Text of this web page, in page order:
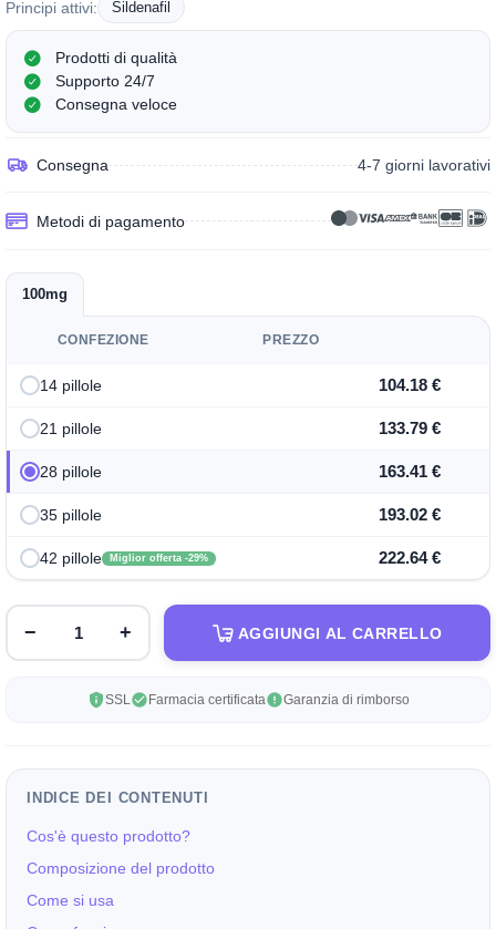
Principi attivi:
Sildenafil
Prodotti di qualità
Supporto 24/7
Consegna veloce
Consegna 4-7 giorni lavorativi
Metodi di pagamento
100mg
CONFEZIONE PREZZO
14 pillole 104.18 €
21 pillole 133.79 €
28 pillole 163.41 €
35 pillole 193.02 €
42 pillole Miglior offerta -29% 222.64 €
− + AGGIUNGI AL CARRELLO
SSL Farmacia certificata Garanzia di rimborso
INDICE DEI CONTENUTI
Cos'è questo prodotto?
Composizione del prodotto
Come si usa